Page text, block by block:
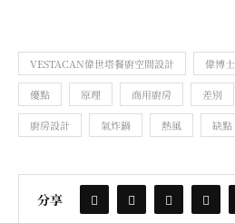
VESTACAN偉世塔餐廚空間設計 偉博士
優點 原理 商用廚房 差別
廚房設計 氣炸鍋 熱風 缺點
分享